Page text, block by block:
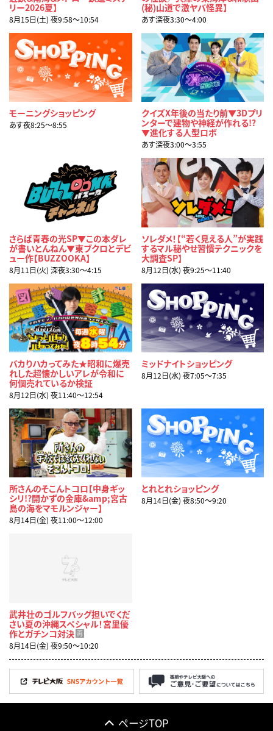
リー2026夏】
8月15日(土) 夜9:58〜10:54
(秘)山道で激ヤバ怪異】
あす深夜3:30〜4:00
モーニングショッピング
あす夜8:25〜8:55
クイズX年後の当たり前▼3Dプリ
ンターで建物や神経が作れる!?
▼進化する人型ロボ
あす深夜3:00〜3:55
さらば青春の光SP▼この本ダレ
が書いとんねん▼東ブクロとデビ
ュー作【BUZZOOKA】
8月11日(火) 深夜3:30〜4:15
ソレダメ！【“若く見える人”が実践
するマル秘やせ習慣テクニックを
大調査SP】
8月12日(水) 夜9:25〜11:40
バカりハカってみた★昭和に爆売
れした超懐かしいアレが令和に
何個売れているか検証
8月12日(水) 夜11:40〜12:54
ミッドナイトショッピング
8月12日(水) 夜7:05〜7:35
所さんのそこんトコロ【中身ギッ
シリ!?開かずの金庫&amp;宮古
島の海をマモルンジャー】
8月14日(金) 夜11:00〜12:00
とれとれショッピング
8月14日(金) 夜8:50〜9:20
武井壮のゴルフバッグ担いでくだ
さい夏の沖縄スペシャル！宮里優
作とガチンコ対決 再
8月14日(金) 夜9:50〜10:20
ページTOP